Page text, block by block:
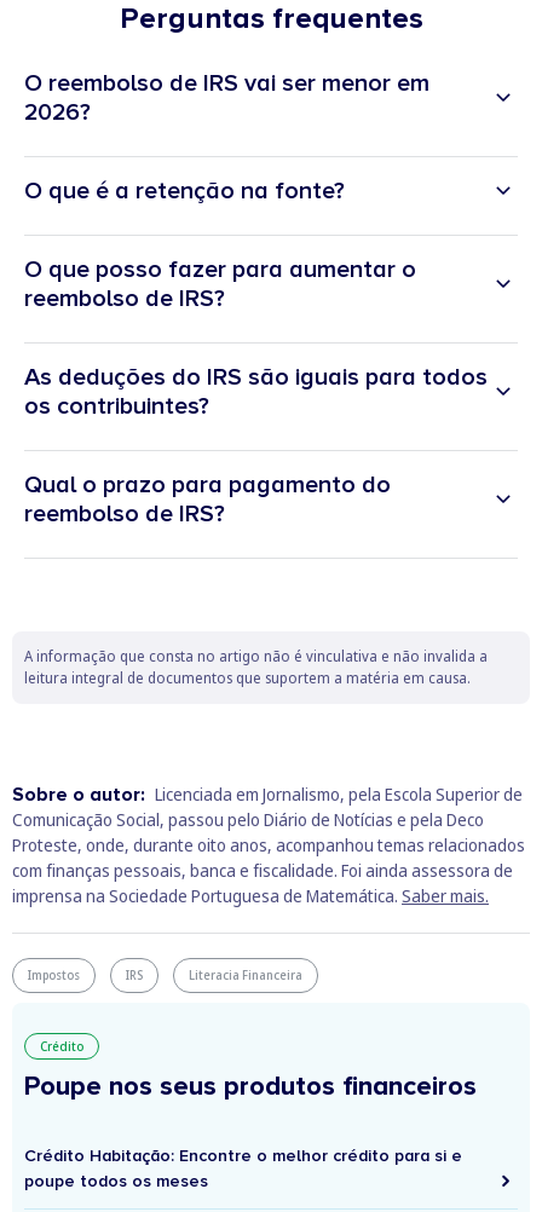
Perguntas frequentes
O reembolso de IRS vai ser menor em
2026?
O que é a retenção na fonte?
O que posso fazer para aumentar o
reembolso de IRS?
As deduções do IRS são iguais para todos
os contribuintes?
Qual o prazo para pagamento do
reembolso de IRS?
A informação que consta no artigo não é vinculativa e não invalida a
leitura integral de documentos que suportem a matéria em causa.
Sobre o autor: Licenciada em Jornalismo, pela Escola Superior de
Comunicação Social, passou pelo Diário de Notícias e pela Deco
Proteste, onde, durante oito anos, acompanhou temas relacionados
com finanças pessoais, banca e fiscalidade. Foi ainda assessora de
imprensa na Sociedade Portuguesa de Matemática. Saber mais.
Impostos IRS Literacia Financeira
Crédito
Poupe nos seus produtos financeiros
Crédito Habitação: Encontre o melhor crédito para si e
poupe todos os meses